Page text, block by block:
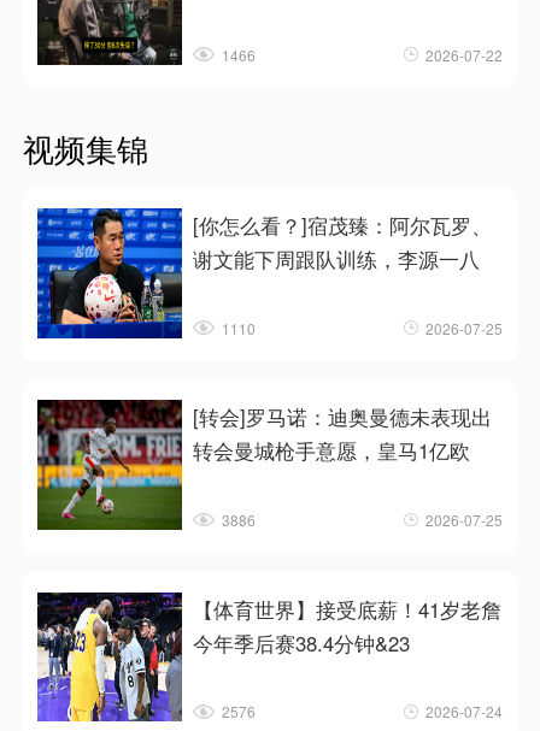
1466 2026-07-22
视频集锦
[你怎么看？]宿茂臻：阿尔瓦罗、
谢文能下周跟队训练，李源一八
1110 2026-07-25
[转会]罗马诺：迪奥曼德未表现出
转会曼城枪手意愿，皇马1亿欧
3886 2026-07-25
【体育世界】接受底薪！41岁老詹
今年季后赛38.4分钟&23
2576 2026-07-24